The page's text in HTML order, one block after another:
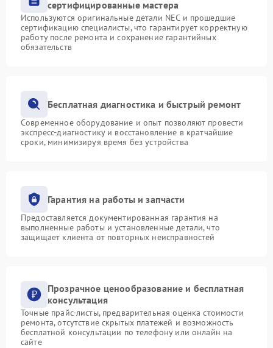
сертифицированные мастера
Используются оригинальные детали NEC и прошедшие
сертификацию специалисты, что гарантирует корректную
работу после ремонта и сохранение гарантийных
обязательств
Бесплатная диагностика и быстрый ремонт
Современное оборудование и опыт позволяют провести
экспресс-диагностику и восстановление в кратчайшие
сроки, минимизируя время без устройства
Гарантия на работы и запчасти
Предоставляется документированная гарантия на
выполненные работы и установленные детали, что
защищает клиента от повторных неисправностей
Прозрачное ценообразование и бесплатная
консультация
Точные прайс-листы, предварительная оценка стоимости
ремонта, отсутствие скрытых платежей и возможность
бесплатной консультации по телефону или онлайн на
сайте